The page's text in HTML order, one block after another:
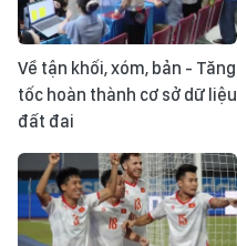
Về tận khối, xóm, bản - Tăng
tốc hoàn thành cơ sở dữ liệu
đất đai